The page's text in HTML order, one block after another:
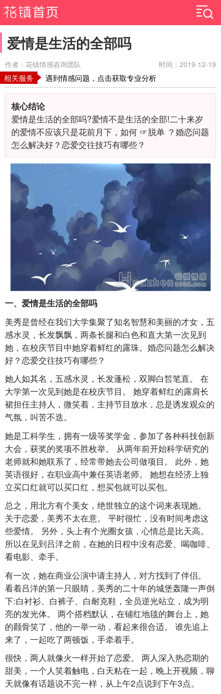
爱情是生活的全部吗
作者：花镇情感咨询团队 时间：2019-12-19
相关服务 遇到情感问题，点击获取专业分析
核心结论
爱情是生活的全部吗?爱情不是生活的全部!二十来岁
的爱情不应该只是花前月下，如何 ☞脱单 ？婚恋问题
怎么解决好？恋爱交往技巧有哪些？
一、爱情是生活的全部吗
美秀是曾经在我们大学集聚了知名智慧和美丽的才女，五
感水灵，长发飘飘，两条长腿和白色和直大第一次见到
她，在校庆节目中她穿着鲜红的露珠。婚恋问题怎么解决
好？恋爱交往技巧有哪些？
她人如其名，五感水灵，长发蓬松，双脚白皙笔直。 在
大学第一次见到她是在校庆节目。 她穿着鲜红的露肩长
裙担任主持人，微笑着，主持节目放水，总是诱发观众的
气氛，叫苦不迭。
她是工科学生，拥有一级等奖学金，参加了各种科技创新
大会，获奖的奖项不胜枚举。 从两年前开始科学研究的
老师就和她联系了，经常带她去公司做项目。 此外，她
英语很好，在职业高中兼任英语老师。 她想在经济上独
立买口红就可以买口红，想买包就可以买包。
总之，用北方有个美女，绝世独立的这个词来表现她。
关于恋爱，美秀不太在意。 平时很忙，没有时间考虑这
些爱情。 另外，头上有个光圈女孩，心情总是比天高。
所以在见到吕洋之前，在她的日程中没有恋爱、喝咖啡、
看电影、牵手。
有一次，她在商业公演中请主持人，对方找到了伴侣。
看着吕洋的第一只眼睛，美秀的二十年的城堡轰隆一声倒
下:白衬衫、白裤子、白耐克鞋，全员逆光站立，成为明
亮的发光体。 两个搭档默认，在铺红地毯的舞台上，她
的颧骨笑了，他的一举一动，看起来很合适。 谁先追上
来了，一起吃了两顿饭，手牵着手。
很快，两人就像火一样开始了恋爱。 两人深入热恋期的
甜美，一个人笑着触电，白天粘在一起，晚上开视频，聊
天就像有话题说不完一样，从上午2点说到下午3点。